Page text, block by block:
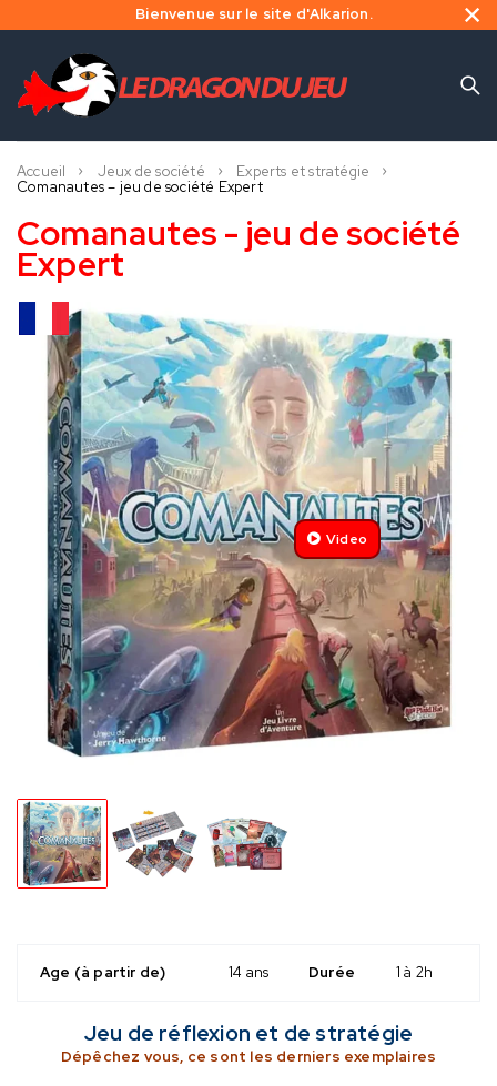
Bienvenue sur le site d'Alkarion.
Accueil Jeux de société
Experts et stratégie
Comanautes – jeu de société Expert
Comanautes - jeu de société
Expert
Video
Age (à partir de) 14 ans Durée 1 à 2h
Jeu de réflexion et de stratégie
Dépêchez vous, ce sont les derniers exemplaires